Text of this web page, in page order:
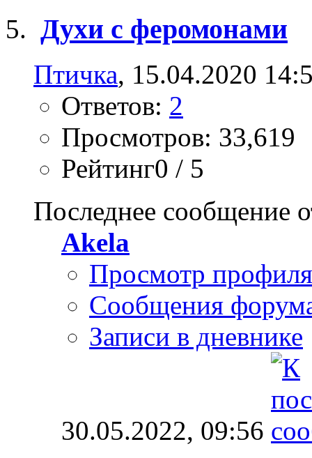
Духи с феромонами
Птичка, 15.04.2020
Ответов: 2
Просмотров: 33,619
Рейтинг0 / 5
Последнее сообщение
Akela
Просмотр профиля
Сообщения
Записи в дневнике
30.05.2022, 09:56